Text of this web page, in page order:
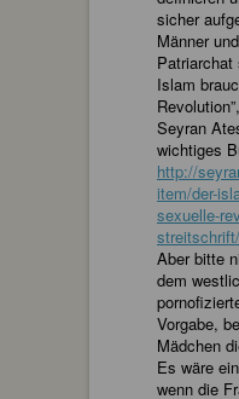
sicher
Männer
Patriarchat
Islam
Seyran
wichtiges
http://
item/der-
sexuelle-
streitschrift/
Aber bitte
dem
Vorgabe,
Mädchen
Es wäre
wenn die